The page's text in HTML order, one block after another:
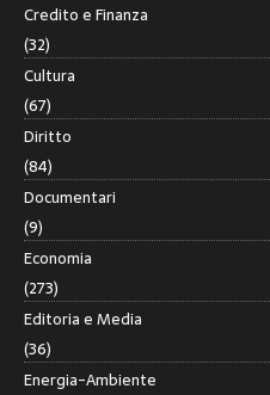
Credito e Finanza
(32)
Cultura
(67)
Diritto
(84)
Documentari
(9)
Economia
(273)
Editoria e Media
(36)
Energia-Ambiente